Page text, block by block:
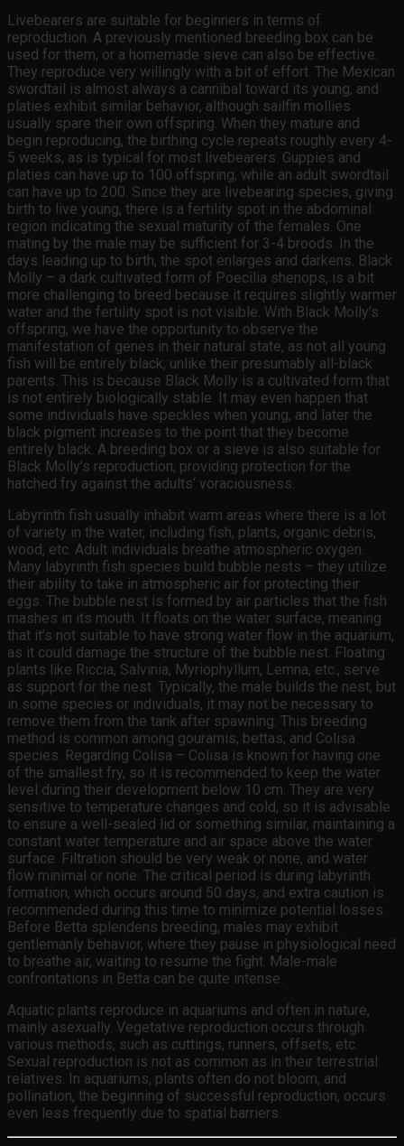
Livebearers are suitable for beginners in terms of
reproduction. A previously mentioned breeding box can be
used for them, or a homemade sieve can also be effective.
They reproduce very willingly with a bit of effort. The Mexican
swordtail is almost always a cannibal toward its young, and
platies exhibit similar behavior, although sailfin mollies
usually spare their own offspring. When they mature and
begin reproducing, the birthing cycle repeats roughly every 4-
5 weeks, as is typical for most livebearers. Guppies and
platies can have up to 100 offspring, while an adult swordtail
can have up to 200. Since they are livebearing species, giving
birth to live young, there is a fertility spot in the abdominal
region indicating the sexual maturity of the females. One
mating by the male may be sufficient for 3-4 broods. In the
days leading up to birth, the spot enlarges and darkens. Black
Molly – a dark cultivated form of Poecilia shenops, is a bit
more challenging to breed because it requires slightly warmer
water and the fertility spot is not visible. With Black Molly’s
offspring, we have the opportunity to observe the
manifestation of genes in their natural state, as not all young
fish will be entirely black, unlike their presumably all-black
parents. This is because Black Molly is a cultivated form that
is not entirely biologically stable. It may even happen that
some individuals have speckles when young, and later the
black pigment increases to the point that they become
entirely black. A breeding box or a sieve is also suitable for
Black Molly’s reproduction, providing protection for the
hatched fry against the adults‘ voraciousness.
Labyrinth fish usually inhabit warm areas where there is a lot
of variety in the water, including fish, plants, organic debris,
wood, etc. Adult individuals breathe atmospheric oxygen.
Many labyrinth fish species build bubble nests – they utilize
their ability to take in atmospheric air for protecting their
eggs. The bubble nest is formed by air particles that the fish
mashes in its mouth. It floats on the water surface, meaning
that it’s not suitable to have strong water flow in the aquarium,
as it could damage the structure of the bubble nest. Floating
plants like Riccia, Salvinia, Myriophyllum, Lemna, etc., serve
as support for the nest. Typically, the male builds the nest, but
in some species or individuals, it may not be necessary to
remove them from the tank after spawning. This breeding
method is common among gouramis, bettas, and Colisa
species. Regarding Colisa – Colisa is known for having one
of the smallest fry, so it is recommended to keep the water
level during their development below 10 cm. They are very
sensitive to temperature changes and cold, so it is advisable
to ensure a well-sealed lid or something similar, maintaining a
constant water temperature and air space above the water
surface. Filtration should be very weak or none, and water
flow minimal or none. The critical period is during labyrinth
formation, which occurs around 50 days, and extra caution is
recommended during this time to minimize potential losses.
Before Betta splendens breeding, males may exhibit
gentlemanly behavior, where they pause in physiological need
to breathe air, waiting to resume the fight. Male-male
confrontations in Betta can be quite intense.
Aquatic plants reproduce in aquariums and often in nature,
mainly asexually. Vegetative reproduction occurs through
various methods, such as cuttings, runners, offsets, etc.
Sexual reproduction is not as common as in their terrestrial
relatives. In aquariums, plants often do not bloom, and
pollination, the beginning of successful reproduction, occurs
even less frequently due to spatial barriers.